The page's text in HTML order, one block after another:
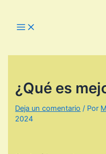
Main
Menu
¿Qué es
Deja un comentario / Por
2024